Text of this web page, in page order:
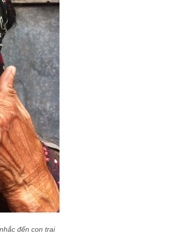
đến con trai